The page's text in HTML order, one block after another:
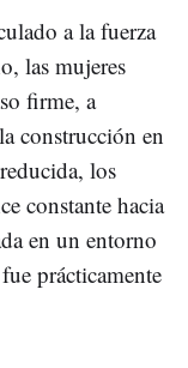
a la fuerza
las mujeres
firme, a
construcción en
los
constante hacia
en un entorno
prácticamente